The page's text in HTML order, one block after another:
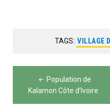
TAGS: VILLAGE
Navigation
de
Population de
Kalamon Côte d’Ivoire